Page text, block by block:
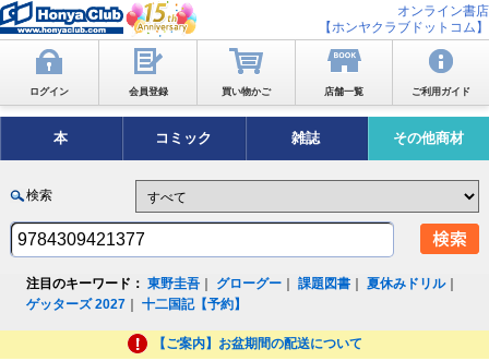
オンライン書店
【ホンヤクラブドットコム】
ログイン 会員登録 買い物かご 店舗一覧 ご利用ガイド
本 コミック 雑誌 その他商材
検索
注目のキーワード： 東野圭吾 グローグー ｜課題図書 ｜夏休みドリル｜
ゲッターズ 2027 ｜十二国記【予約】
【ご案内】お盆期間の配送について